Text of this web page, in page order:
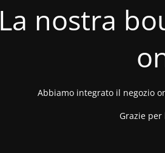
La nostra
Abbiamo integrato il negozio
Grazie